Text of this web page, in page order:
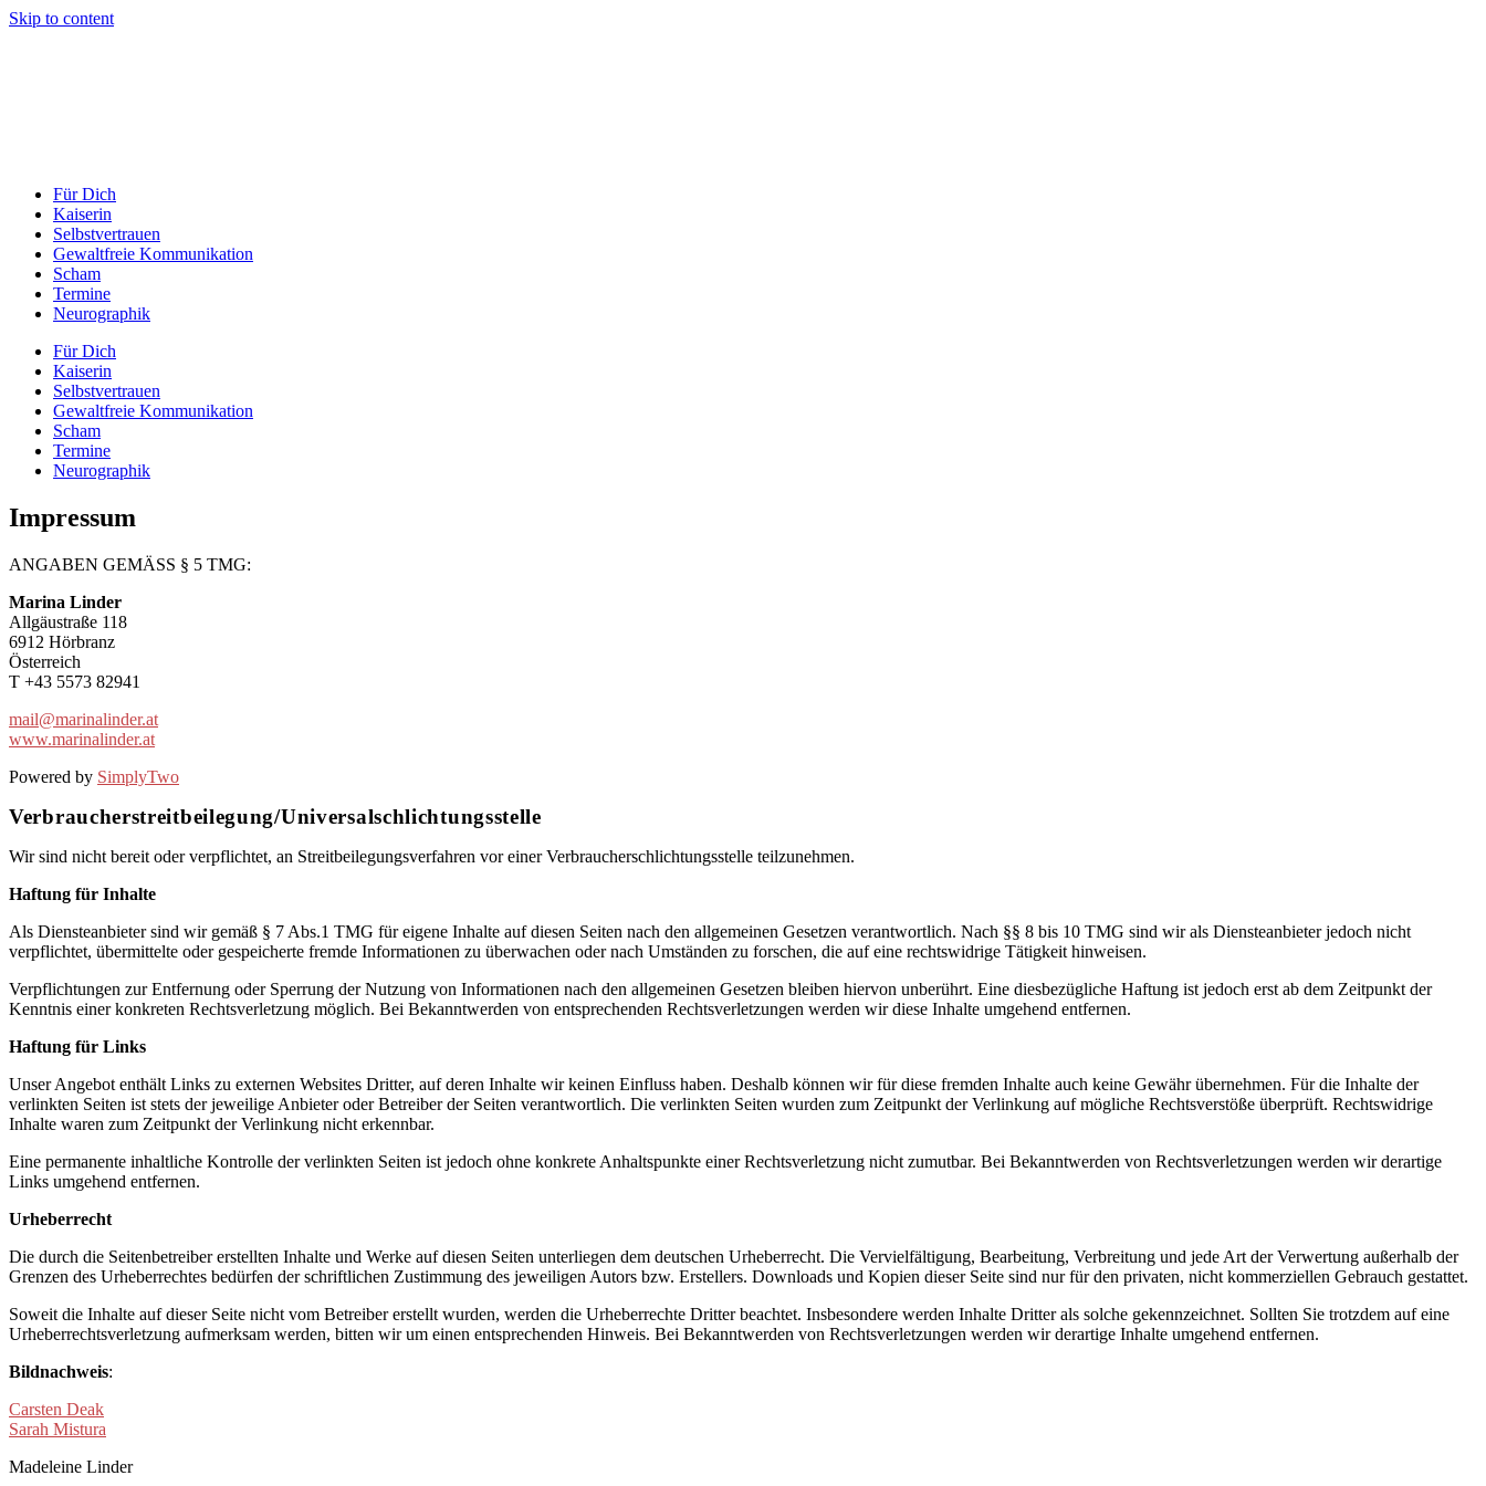
Skip to content
Für Dich
Kaiserin
Selbstvertrauen
Gewaltfreie Kommunikation
Scham
Termine
Neurographik
Für Dich
Kaiserin
Selbstvertrauen
Gewaltfreie Kommunikation
Scham
Termine
Neurographik
Impressum
ANGABEN GEMÄSS § 5 TMG:
Marina Linder
Allgäustraße 118
6912 Hörbranz
Österreich
T +43 5573 82941
mail@marinalinder.at
www.marinalinder.at
Powered by SimplyTwo
Verbraucherstreitbeilegung/Universalschlichtungsstelle
Wir sind nicht bereit oder verpflichtet, an Streitbeilegungsverfahren vor einer Verbraucherschlichtungsstelle teilzunehmen.
Haftung für Inhalte
Als Diensteanbieter sind wir gemäß § 7 Abs.1 TMG für eigene Inhalte auf diesen Seiten nach den allgemeinen Gesetzen verantwortlich. Nach §§ 8 bis 10 TMG sind wir als Diensteanbieter jedoch nicht
verpflichtet, übermittelte oder gespeicherte fremde Informationen zu überwachen oder nach Umständen zu forschen, die auf eine rechtswidrige Tätigkeit hinweisen.
Verpflichtungen zur Entfernung oder Sperrung der Nutzung von Informationen nach den allgemeinen Gesetzen bleiben hiervon unberührt. Eine diesbezügliche Haftung ist jedoch erst ab dem Zeitpunkt der
Kenntnis einer konkreten Rechtsverletzung möglich. Bei Bekanntwerden von entsprechenden Rechtsverletzungen werden wir diese Inhalte umgehend entfernen.
Haftung für Links
Unser Angebot enthält Links zu externen Websites Dritter, auf deren Inhalte wir keinen Einfluss haben. Deshalb können wir für diese fremden Inhalte auch keine Gewähr übernehmen. Für die Inhalte der
verlinkten Seiten ist stets der jeweilige Anbieter oder Betreiber der Seiten verantwortlich. Die verlinkten Seiten wurden zum Zeitpunkt der Verlinkung auf mögliche Rechtsverstöße überprüft. Rechtswidrige
Inhalte waren zum Zeitpunkt der Verlinkung nicht erkennbar.
Eine permanente inhaltliche Kontrolle der verlinkten Seiten ist jedoch ohne konkrete Anhaltspunkte einer Rechtsverletzung nicht zumutbar. Bei Bekanntwerden von Rechtsverletzungen werden wir derartige
Links umgehend entfernen.
Urheberrecht
Die durch die Seitenbetreiber erstellten Inhalte und Werke auf diesen Seiten unterliegen dem deutschen Urheberrecht. Die Vervielfältigung, Bearbeitung, Verbreitung und jede Art der Verwertung außerhalb der
Grenzen des Urheberrechtes bedürfen der schriftlichen Zustimmung des jeweiligen Autors bzw. Erstellers. Downloads und Kopien dieser Seite sind nur für den privaten, nicht kommerziellen Gebrauch gestattet.
Soweit die Inhalte auf dieser Seite nicht vom Betreiber erstellt wurden, werden die Urheberrechte Dritter beachtet. Insbesondere werden Inhalte Dritter als solche gekennzeichnet. Sollten Sie trotzdem auf eine
Urheberrechtsverletzung aufmerksam werden, bitten wir um einen entsprechenden Hinweis. Bei Bekanntwerden von Rechtsverletzungen werden wir derartige Inhalte umgehend entfernen.
Bildnachweis:
Carsten Deak
Sarah Mistura
Madeleine Linder